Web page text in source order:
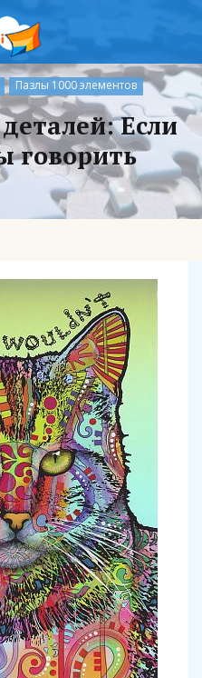
Пазлы 1000 элементов
Если
говорить